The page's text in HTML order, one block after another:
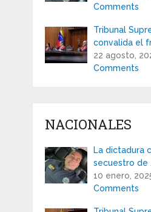
Comments
Tribunal
convalida el
22 agosto,
Comments
NACIONALES
La dictadura
secuestro de
10 enero,
Comments